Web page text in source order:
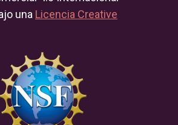
una Licencia Creative